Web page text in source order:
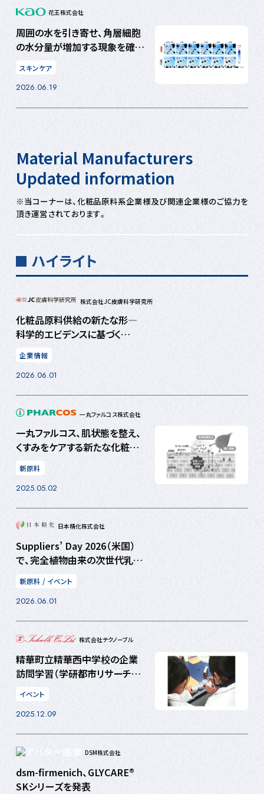
花王株式会社
周囲の水を引き寄せ、角層細胞
の水分量が増加する現象を確
Skin（捕水肌）技術を構築
スキンケア
2026.06.19
Material Manufacturers
Updated information
※当コーナーは、化粧品原料系企業様及び関連企業様のご協力を
頂き運営されております。
ハイライト
株式会社JC皮膚科学研究所
化粧品原料供給の新たな形―
科学的エビデンスに基づく
企業情報
2026.06.01
一丸ファルコス株式会社
一丸ファルコス、肌状態を整え、
くすみをケアする新たな化粧品
新原料
2025.05.02
日本精化株式会社
Suppliers’ Day 2026（米国）
で、完全植物由来の次世代乳化
新原料 / イベント
2026.06.01
株式会社テクノーブル
精華町立精華西中学校の企業
訪問学習（学研都市リサーチ）に
イベント
2025.12.09
DSM株式会社
dsm-firmenich、GLYCARE®
SKシリーズを発表